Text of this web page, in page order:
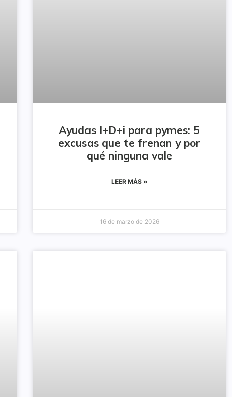
Ayudas I+D+i para pymes: 5
excusas que te frenan y por
qué ninguna vale
LEER MÁS »
16 de marzo de 2026